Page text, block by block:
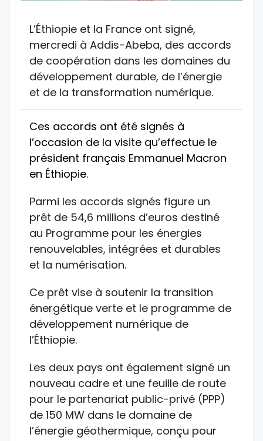
L’Éthiopie et la France ont signé,
mercredi à Addis-Abeba, des accords
de coopération dans les domaines du
développement durable, de l’énergie
et de la transformation numérique.
Ces accords ont été signés à
l’occasion de la visite qu’effectue le
président français Emmanuel Macron
en Éthiopie.
Parmi les accords signés figure un
prêt de 54,6 millions d’euros destiné
au Programme pour les énergies
renouvelables, intégrées et durables
et la numérisation.
Ce prêt vise à soutenir la transition
énergétique verte et le programme de
développement numérique de
l’Éthiopie.
Les deux pays ont également signé un
nouveau cadre et une feuille de route
pour le partenariat public-privé (PPP)
de 150 MW dans le domaine de
l’énergie géothermique, conçu pour